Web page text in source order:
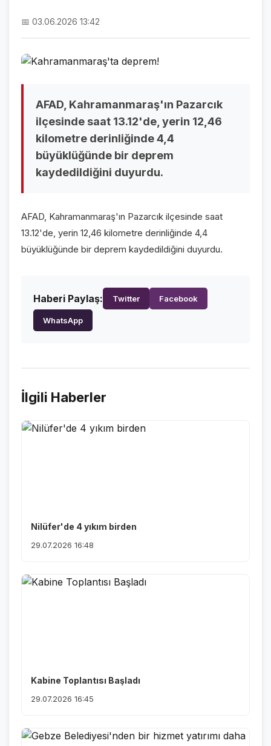
NAMAZ VAKİTLERİ
HAVA DURUMU
NÖBETÇİ ECZANELER
SON DAKİKA
SON DAKİKA HABERLERİ
FOTO GALERİ
GALERİLER
KÜNYE
📅 03.06.2026 13:42
AFAD, Kahramanmaraş'ın Pazarcık
ilçesinde saat 13.12'de, yerin 12,46
kilometre derinliğinde 4,4
büyüklüğünde bir deprem
kaydedildiğini duyurdu.
AFAD, Kahramanmaraş'ın Pazarcık ilçesinde saat
13.12'de, yerin 12,46 kilometre derinliğinde 4,4
büyüklüğünde bir deprem kaydedildiğini duyurdu.
Haberi Paylaş: Twitter Facebook
WhatsApp
İlgili Haberler
Nilüfer'de 4 yıkım birden
29.07.2026 16:48
Kabine Toplantısı Başladı
29.07.2026 16:45